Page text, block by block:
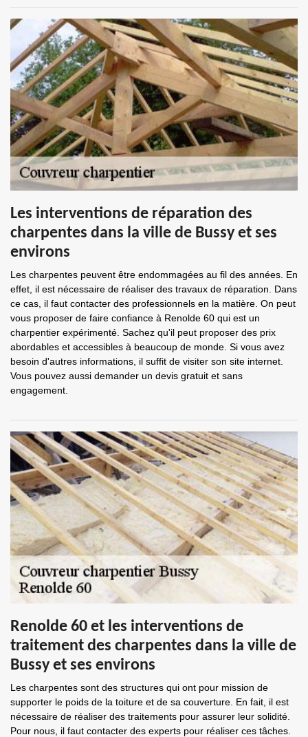
Les interventions de réparation des
charpentes dans la ville de Bussy et ses
environs
Les charpentes peuvent être endommagées au fil des années. En
effet, il est nécessaire de réaliser des travaux de réparation. Dans
ce cas, il faut contacter des professionnels en la matière. On peut
vous proposer de faire confiance à Renolde 60 qui est un
charpentier expérimenté. Sachez qu'il peut proposer des prix
abordables et accessibles à beaucoup de monde. Si vous avez
besoin d'autres informations, il suffit de visiter son site internet.
Vous pouvez aussi demander un devis gratuit et sans
engagement.
Renolde 60 et les interventions de
traitement des charpentes dans la ville de
Bussy et ses environs
Les charpentes sont des structures qui ont pour mission de
supporter le poids de la toiture et de sa couverture. En fait, il est
nécessaire de réaliser des traitements pour assurer leur solidité.
Pour nous, il faut contacter des experts pour réaliser ces tâches.